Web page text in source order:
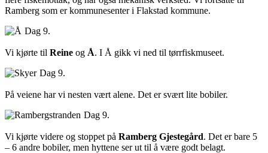
Ramberg som er kommunesenter i Flakstad kommune.
Dag 9.
Vi kjørte til Reine og Å. I Å gikk vi ned til tørrfiskmuseet.
Dag 9.
På veiene har vi nesten vært alene. Det er svært lite bobiler.
Dag 9.
Vi kjørte videre og stoppet på Ramberg Gjestegård. Det er bare 5
– 6 andre bobiler, men hyttene ser ut til å være godt belagt.